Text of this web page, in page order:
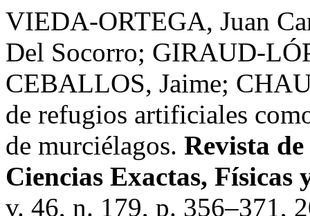
VIEDA-ORTEGA, Juan
Del Socorro; GIRAUD-
CEBALLOS, Jaime;
de refugios artificiales
de murciélagos. Revista
Ciencias Exactas, Físicas
v. 46, n. 179, p. 356–371,